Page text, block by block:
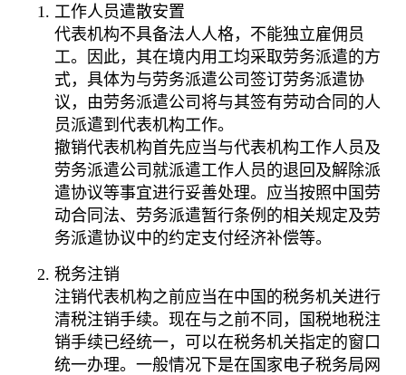
工作人员遣散安置
代表机构不具备法人人格，不能独立雇佣员
工。因此，其在境内用工均采取劳务派遣的方
式，具体为与劳务派遣公司签订劳务派遣协
议，由劳务派遣公司将与其签有劳动合同的人
员派遣到代表机构工作。
撤销代表机构首先应当与代表机构工作人员及
劳务派遣公司就派遣工作人员的退回及解除派
遣协议等事宜进行妥善处理。应当按照中国劳
动合同法、劳务派遣暂行条例的相关规定及劳
务派遣协议中的约定支付经济补偿等。
税务注销
注销代表机构之前应当在中国的税务机关进行
清税注销手续。现在与之前不同，国税地税注
销手续已经统一，可以在税务机关指定的窗口
统一办理。一般情况下是在国家电子税务局网